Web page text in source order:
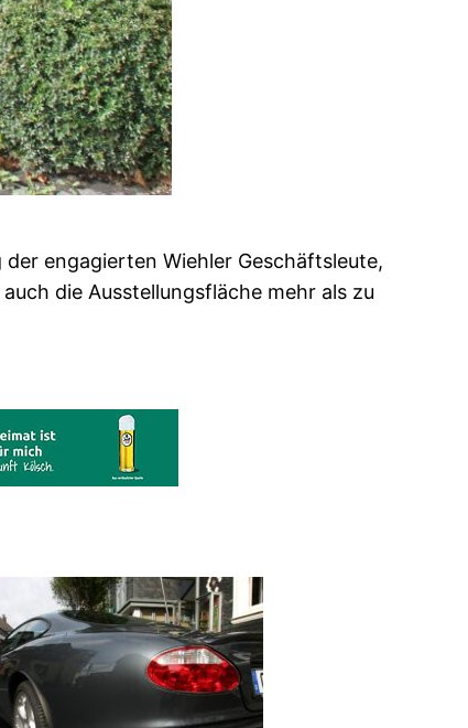
engagierten Wiehler Geschäftsleute,
die Ausstellungsfläche mehr als zu